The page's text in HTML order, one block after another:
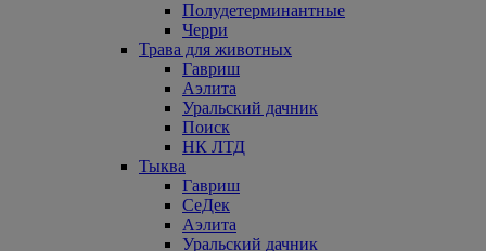
Полудетерминантные
Черри
Трава для животных
Гавриш
Аэлита
Уральский дачник
Поиск
НК ЛТД
Тыква
Гавриш
СеДек
Аэлита
Уральский дачник